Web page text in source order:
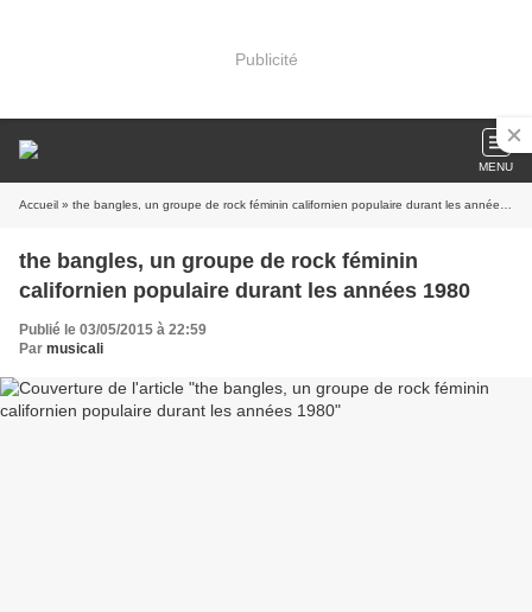
Publicité
MENU
Accueil » the bangles, un groupe de rock féminin californien populaire durant les années 1980
the bangles, un groupe de rock féminin
californien populaire durant les années 1980
Publié le 03/05/2015 à 22:59
Par musicali